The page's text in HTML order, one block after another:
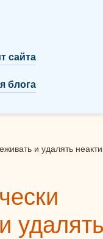
сайта
блога
и удалять